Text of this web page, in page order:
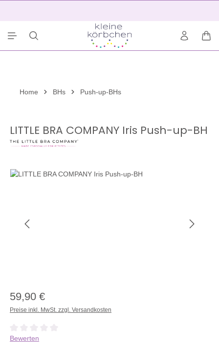
Home BHs Push-up-BHs
LITTLE BRA COMPANY Iris Push-up-BH
Bildergalerie überspringen
59,90 €
Preise inkl. MwSt. zzgl. Versandkosten
Durchschnittliche Bewertung von 0 von 5 Sternen
Bewerten